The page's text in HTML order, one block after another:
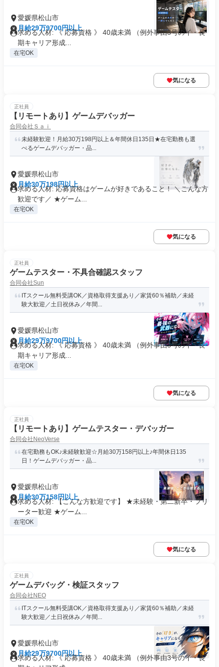
愛媛県松山市
月給29万9700円以上
求める人材: 《 応募資格 》 40歳未満 （例外事由3号のイ・長
期キャリア形成...
在宅OK
気になる
正社員
【リモートあり】ゲームデバッガー
合同会社Ｓａｉ
未経験歓迎！月給30万198円以上＆年間休日135日★在宅勤務も選
べるゲームデバッガー・品...
愛媛県松山市
月給30万198円以上
求める人材: 応募資格はゲームが好きであること！ ＼こんな方
歓迎です／ ★ゲーム...
在宅OK
気になる
正社員
ゲームテスター・不具合確認スタッフ
合同会社Sun
ITスクール無料受講OK／資格取得支援あり／家賃60％補助／未経
験大歓迎／土日祝休み／年間...
愛媛県松山市
月給29万9700円以上
求める人材: 《 応募資格 》 40歳未満 （例外事由3号のイ・長
期キャリア形成...
在宅OK
気になる
正社員
【リモートあり】ゲームテスター・デバッガー
合同会社NeoVerse
在宅勤務もOK♪未経験歓迎☆月給30万158円以上♪年間休日135
日！ゲームデバッガー・品...
愛媛県松山市
月給30万158円以上
求める人材: 【こんな方歓迎です】 ★未経験・第二新卒・フリ
ーター歓迎 ★ゲーム...
在宅OK
気になる
正社員
ゲームデバッグ・検証スタッフ
合同会社NEO
ITスクール無料受講OK／資格取得支援あり／家賃60％補助／未経
験大歓迎／土日祝休み／年間...
愛媛県松山市
月給29万9700円以上
求める人材: 《 応募資格 》 40歳未満 （例外事由3号のイ・長